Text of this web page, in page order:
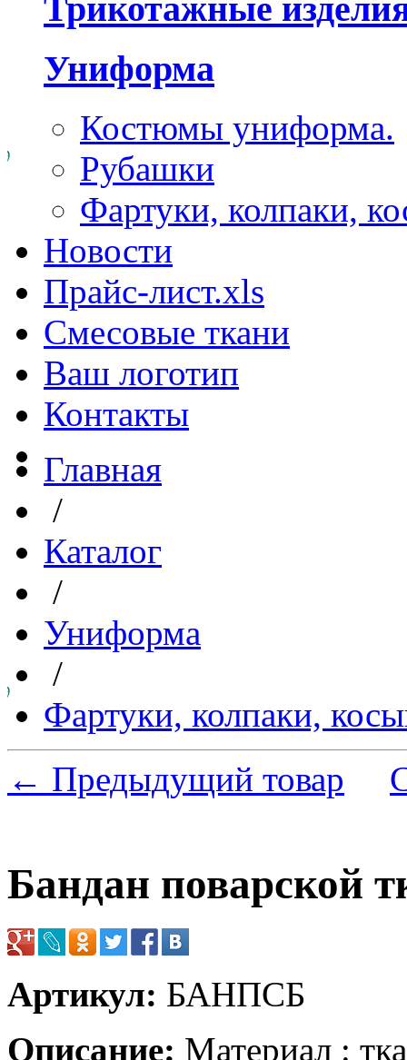
Трикотажные
Униформа
Костюмы униформа.
Рубашки
Фартуки, колпаки,
Новости
Прайс-лист.xls
Смесовые ткани
Ваш логотип
Контакты
Главная
/
Каталог
/
Униформа
/
Фартуки, колпаки,
← Предыдущий товар
Бандан поварской
Артикул: БАНПСБ
Описание: Материал :